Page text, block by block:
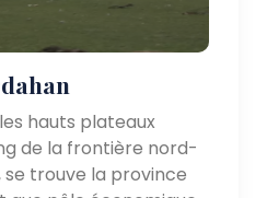
hauts plateaux
de la frontière nord-
se trouve la province